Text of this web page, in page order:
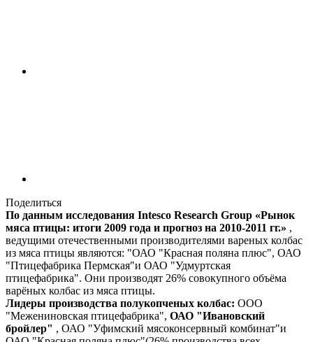
Поделиться
По данным исследования Intesco Research Group «Рынок
мяса птицы: итоги 2009 года и прогноз на 2010-2011 гг.» ,
ведущими отечественными производителями вареных колбас
из мяса птицы являются: "ОАО "Красная поляна плюс", ОАО
"Птицефабрика Пермская"и ОАО "Удмуртская
птицефабрика". Они производят 26% совокупного объёма
варёных колбас из мяса птицы.
Лидеры производства полукопченых колбас: ООО
"Межениновская птицефабрика", ОАО "Ивановский
бройлер" , ОАО "Уфимский мясоконсервный комбинат"и